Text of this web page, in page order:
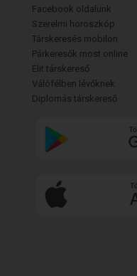
Facebook oldalunk
Szerelmi horoszkóp
Társkeresés mobilon
Párkeresők most online
Elit társkereső
Válófélben lévőknek
Diplomás társkereső